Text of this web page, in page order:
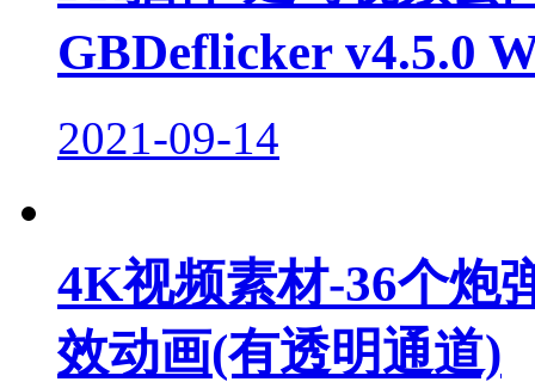
GBDeflicker v4.5.0
2021-09-14
4K视频素材-36个炮
效动画(有透明通道)